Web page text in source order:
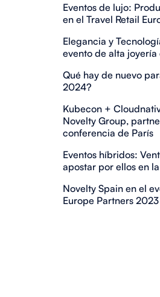
Eventos de lujo:
en el Travel Retail
Elegancia y
evento de alta
Qué hay de nuevo
2024?
Kubecon +
Novelty Group,
conferencia de París
Eventos híbridos:
apostar por ellos en
Novelty Spain en el
Europe Partners